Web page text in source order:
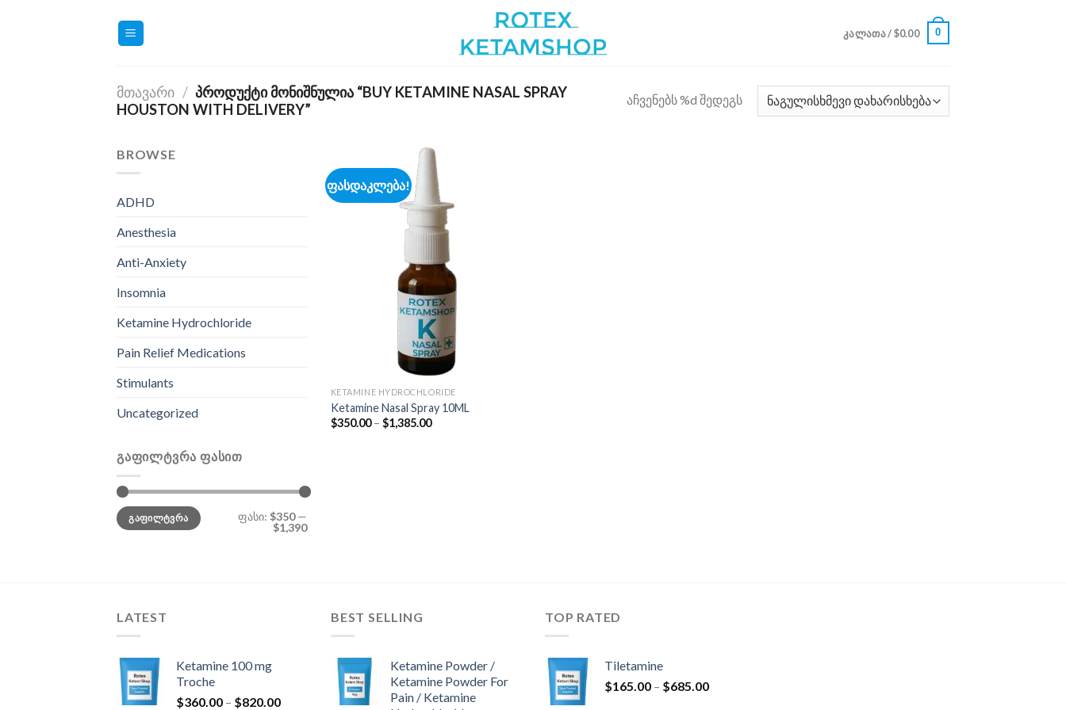
ᲙᲐᲚᲐᲗᲐ /$0.00 0
ᲛᲗᲐᲕᲐᲠᲘ / ᲞᲠᲝᲓᲣᲥᲢᲘ ᲛᲝᲜᲘᲨᲜᲣᲚᲘᲐ “BUY KETAMINE NASAL SPRAY
HOUSTON WITH DELIVERY”
აჩვენებს %d შედეგს
BROWSE
ADHD
Anesthesia
Anti-Anxiety
Insomnia
Ketamine Hydrochloride
Pain Relief Medications
Stimulants
Uncategorized
ᲒᲐᲤᲘᲚᲢᲕᲠᲐ ᲤᲐᲡᲘᲗ
მინიმალური
ფასი
მაქსიმალური
ფასიᲒᲐᲤᲘᲚᲢᲕᲠᲐ ფასი: $350—
$1,390
ფასდაკლება!
KETAMINE HYDROCHLORIDE
Ketamine Nasal Spray 10ML
$350.00 – $1,385.00Price
LATEST
Ketamine 100 mg
Troche
$360.00 – $820.00Price
BEST SELLING
Ketamine Powder /
Ketamine Powder For
Pain / Ketamine
TOP RATED
Tiletamine
$165.00 – $685.00Price